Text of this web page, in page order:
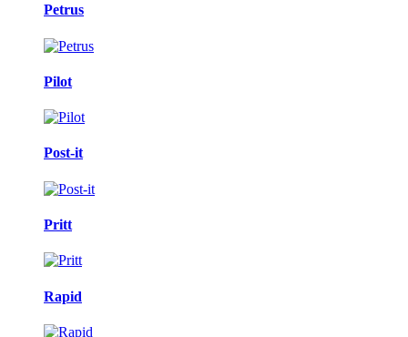
Petrus
Pilot
Post-it
Pritt
Rapid